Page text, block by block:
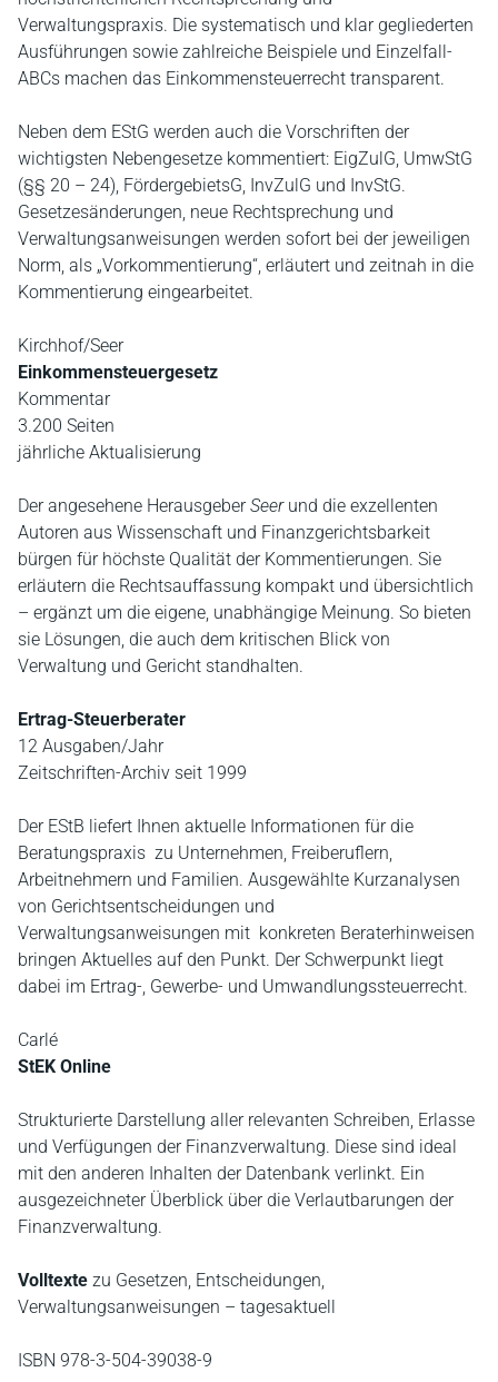
Verwaltungspraxis. Die systematisch und klar gegliederten
Ausführungen sowie zahlreiche Beispiele und Einzelfall-
ABCs machen das Einkommensteuerrecht transparent.
Neben dem EStG werden auch die Vorschriften der
wichtigsten Nebengesetze kommentiert: EigZulG, UmwStG
(§§ 20 – 24), FördergebietsG, InvZulG und InvStG.
Gesetzesänderungen, neue Rechtsprechung und
Verwaltungsanweisungen werden sofort bei der jeweiligen
Norm, als „Vorkommentierung“, erläutert und zeitnah in die
Kommentierung eingearbeitet.
Kirchhof/Seer
Einkommensteuergesetz
Kommentar
3.200 Seiten
jährliche Aktualisierung
Der angesehene HerausgeberSeer und die exzellenten
Autoren aus Wissenschaft und Finanzgerichtsbarkeit
bürgen für höchste Qualität der Kommentierungen. Sie
erläutern die Rechtsauffassung kompakt und übersichtlich
– ergänzt um die eigene, unabhängige Meinung. So bieten
sie Lösungen, die auch dem kritischen Blick von
Verwaltung und Gericht standhalten.
Ertrag-Steuerberater
12 Ausgaben/Jahr
Zeitschriften-Archiv seit 1999
Der EStB liefert Ihnen aktuelle Informationen für die
Beratungspraxis zu Unternehmen, Freiberuflern,
Arbeitnehmern und Familien. Ausgewählte Kurzanalysen
von Gerichtsentscheidungen und
Verwaltungsanweisungen mit konkreten Beraterhinweisen
bringen Aktuelles auf den Punkt. Der Schwerpunkt liegt
dabei im Ertrag-, Gewerbe- und Umwandlungssteuerrecht.
Carlé
StEK Online
Strukturierte Darstellung aller relevanten Schreiben, Erlasse
und Verfügungen der Finanzverwaltung. Diese sind ideal
mit den anderen Inhalten der Datenbank verlinkt. Ein
ausgezeichneter Überblick über die Verlautbarungen der
Finanzverwaltung.
Volltexte zu Gesetzen, Entscheidungen,
Verwaltungsanweisungen – tagesaktuell
ISBN 978-3-504-39038-9